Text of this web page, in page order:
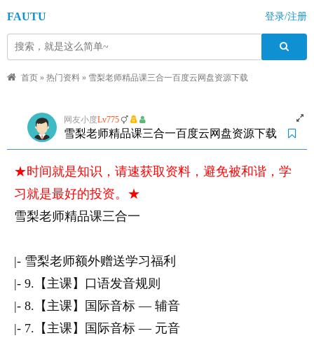
FAUTU 登录/注册
首页 » 热门资料 » 雪梨老师精品课三合一百度云网盘资源下载
网友小度Lv775
雪梨老师精品课三合一百度云网盘资源下载
★时间就是知识，请速获取资料，避免被和谐，学
习就是最好的投资。★
雪梨老师精品课三合一
|- 雪梨老师额外赠送学习福利
|- 9.【主课】口语发音规则
|- 8.【主课】国际音标 — 辅音
|- 7.【主课】国际音标 — 元音